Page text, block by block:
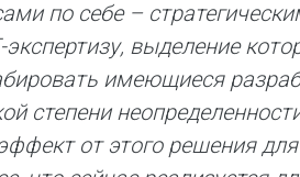
по себе –
выделение
имеющиеся
степени
от этого решения для